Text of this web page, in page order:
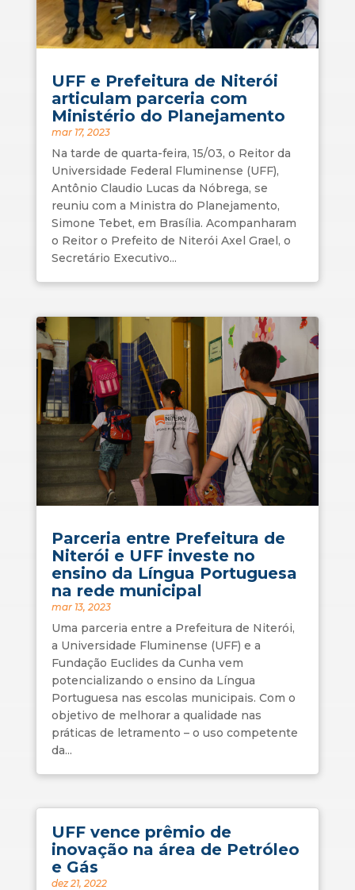
UFF e Prefeitura de Niterói
articulam parceria com
Ministério do Planejamento
mar 17, 2023
Na tarde de quarta-feira, 15/03, o Reitor da
Universidade Federal Fluminense (UFF),
Antônio Claudio Lucas da Nóbrega, se
reuniu com a Ministra do Planejamento,
Simone Tebet, em Brasília. Acompanharam
o Reitor o Prefeito de Niterói Axel Grael, o
Secretário Executivo...
Parceria entre Prefeitura de
Niterói e UFF investe no
ensino da Língua Portuguesa
na rede municipal
mar 13, 2023
Uma parceria entre a Prefeitura de Niterói,
a Universidade Fluminense (UFF) e a
Fundação Euclides da Cunha vem
potencializando o ensino da Língua
Portuguesa nas escolas municipais. Com o
objetivo de melhorar a qualidade nas
práticas de letramento – o uso competente
da...
UFF vence prêmio de
inovação na área de Petróleo
e Gás
dez 21, 2022